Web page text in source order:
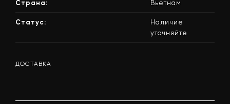
Страна: Вьетнам
Статус:
Наличие
уточняйте
ДОСТАВКА